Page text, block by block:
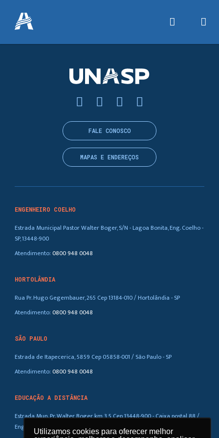
Utilizamos cookies para oferecer melhor
Utilizamos cookies para oferecer melhor
ENGENHEIRO COELHO
Estrada Municipal Pastor Walter Boger, S/N - Lagoa Bonita, Eng. Coelho -
SP, 13448-900
Atendimento:0800 948 0048
HORTOLÂNDIA
Rua Pr. Hugo Gegembauer, 265 Cep 13184-010 / Hortolândia - SP
Atendimento:0800 948 0048
SÃO PAULO
Estrada de Itapecerica, 5859 Cep 05858-001 / São Paulo - SP
Atendimento:0800 948 0048
EDUCAÇÃO A DISTÂNCIA
Estrada Mun. Pr. Walter Boger, km 3,5 Cep 13448-900 - Caixa postal 88 /
Eng. Coelho – SP
FALE CONOSCO
MAPAS E ENDEREÇOS